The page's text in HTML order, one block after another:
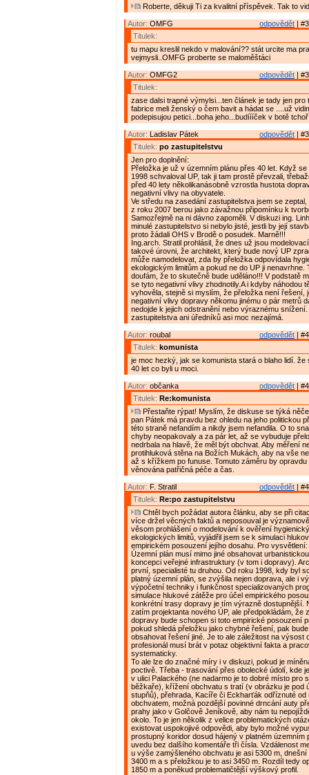
Roberte, děkuji Ti za kvalitní příspěvek. Tak to
odpovědět |
Autor: OMFG
Titulek:
tu mapu kreslil nekdo v malování?? stát urcite ma
vejmysli..OMFG proberte se maloměštáci
odpovědět |
Autor: OMFG2
Titulek:
zase dalsi trapné výmylsi...ten článek je tady jen pro
fabrice meli ženský o čem bavit a hádat se ....už
podepisujou petici...boha jeho...budíííček v botě
odpovědět |
Autor: Ladislav Pátek
Titulek: po zastupitelstvu
Jen pro doplnění:
Přeložka je už v územním plánu přes 40 let. Když se
1998 schvaloval UP, tak ji tam prostě převzali,
před 40 lety několikanásobně vzrostla hustota
negativní vlivy na obyvatele.
Ve středu na zasedání zastupitelstva jsem se zeptal,
z roku 2007 berou jako závažnou připomínku k
Samozřejmě na ni dávno zapoměli. V diskuzi ing.
minulé zastupitelstvo si nebylo jisté, jestli by její
proto žádali OHS v Brodě o posudek. Marně!!!
Ing.arch. Stratil prohlásil, že dnes už jsou
takové úrovni, že architekt, který bude nový UP
může namodelovat, zda by přeložka odpovídala
ekologickým limitům a pokud ne do UP ji nenavrhne.
doufám, že to skutečně bude uděláno!!! V podstatě
se tyto negativní vlivy zhodnotily.A i kdyby náhodou
vyhověla, stejně si myslím, že přeložka není řešení,
negativní vlivy dopravy někomu jinému o pár metrů
nedojde k jejich odstranění nebo výraznému snížení.
zastupitelstva ani úředníků asi moc nezajímá.
odpovědět |
Autor: roubal
Titulek: komunista
je moc hezký, jak se komunista stará o blaho lidí. že
40 let co byli u moci.
odpovědět |
Autor: občanka
Titulek: Re:komunista
Přestaňte rýpat! Myslím, že diskuse se týká
pan Pátek má pravdu bez ohledu na jeho politickou
této straně nefandím a nikdy jsem nefandila. O to
chyby neopakovaly a za pár let, až se vybuduje
nedrbala na hlavě, že měl být obchvat. Aby měření
protihluková stěna na Božích Mukách, aby na vše
až s křížkem po funuse. Tomuto záměru by opravdu
věnována patřičná péče a čas.
odpovědět |
Autor: F. Stratil
Titulek: Re:po zastupitelstvu
Chtěl bych požádat autora článku, aby se při
více držel věcných faktů a neposouval je
věsom prohlášení o modelování k ověření
ekologických limitů, vyjádřil jsem se k simulaci
empirickém posouzení jejího dosahu. Pro vysvětlení:
Územní plán musí mimo jiné obsahovat
koncepci veřejné infrastruktury (v tom i dopravy).
první, specialisté tu druhou. Od roku 1998, kdy byl
platný územní plán, se zvýšila nejen doprava, ale i
výpočetní techniky i funkčnost specializovaných
simulace hlukové zátěže pro účel empirického
konkrétní trasy dopravy je tím výrazně dostupnější.
zatím projektanta nového ÚP, ale předpokládám, že
dopravy bude schopen si toto empirické posouzení
pokud shledá přeložku jako chybné řešení, pak
obsahovat řešení jiné. Je to ale záležitost na výsost
profesionál musí brát v potaz objektivní fakta a
systematicky.
To ale lze do značné míry i v diskuzi, pokud je
poctivě. Třeba - trasování přes obolecké údolí, kde
v ulici Palackého (ne nadarmo je to dobré místo pro
běžkaře), křížení obchvatu s tratí (v obrázku je pod
stupňů), přehrada, Kacíře či Eckharťák odříznuté od
obchvatem, možná pozdější povinné drncání auty
prahy jako v Golčově Jeníkově, aby nám tu
okolo. To je jen několik z velice problematických
existovat uspokojivé odpovědi, aby bylo možné
prostupný koridor dosud hájený v platném územním
uvedu bez dalšího komentáře tři čísla. Vzdálenost
u výše zamýšleného obchvatu je asi 5300 m,
3400 m a s přeložkou je to asi 3450 m. Rozdíl tedy
1850 m a poněkud problematičtější výškový profil.